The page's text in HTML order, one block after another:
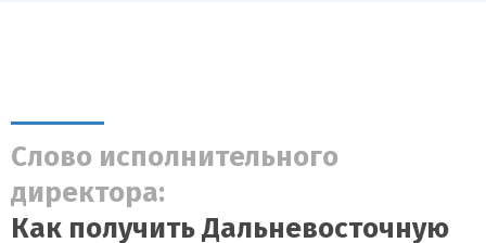
Слово исполнительного
директора:
Как получить Дальневосточную